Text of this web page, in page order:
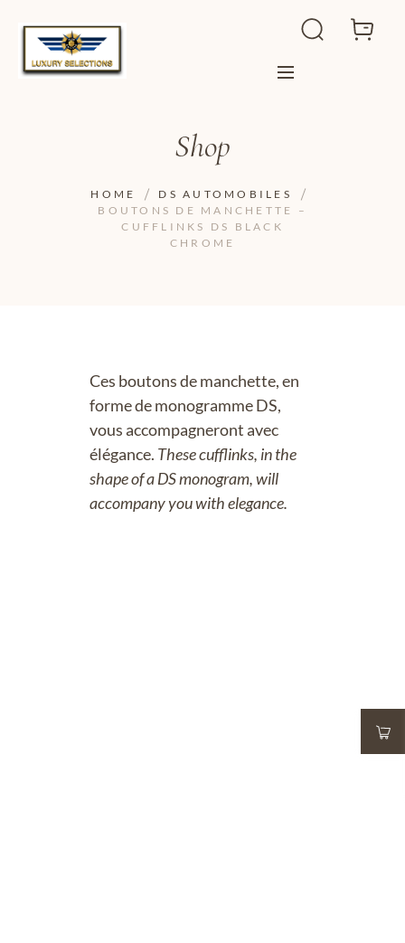
Shop
HOME
DS AUTOMOBILES
BOUTONS DE MANCHETTE –
CUFFLINKS DS BLACK
CHROME
Ces boutons de manchette, en
forme de monogramme DS,
vous accompagneront avec
élégance. These cufflinks, in the
shape of a DS monogram, will
accompany you with elegance.